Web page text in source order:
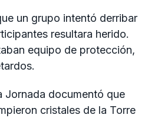
un grupo intentó derribar
resultara herido.
equipo de protección,
Jornada documentó que
cristales de la Torre